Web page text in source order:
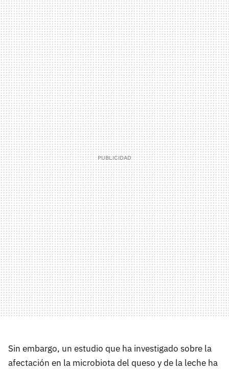
Sin embargo, un estudio que ha investigado sobre la
afectación en la microbiota del queso y de la leche ha